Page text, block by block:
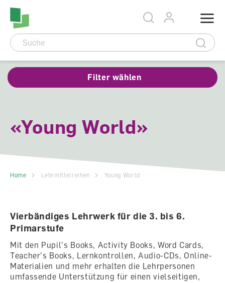
Accesskey Navigation
Seitenanfang
Direkt
Hauptnavigation
Direkt
zum
Hauptinhalt
Direkt
zum
Direkt
Suche
«Young World»
Home Lehrmittelreihen Young World
Vierbändiges Lehrwerk für die 3. bis 6.
Primarstufe
Mit den Pupil’s Books, Activity Books, Word Cards,
Teacher’s Books, Lernkontrollen, Audio-CDs, Online-
Materialien und mehr erhalten die Lehrpersonen
umfassende Unterstützung für einen vielseitigen,
Filter wählen